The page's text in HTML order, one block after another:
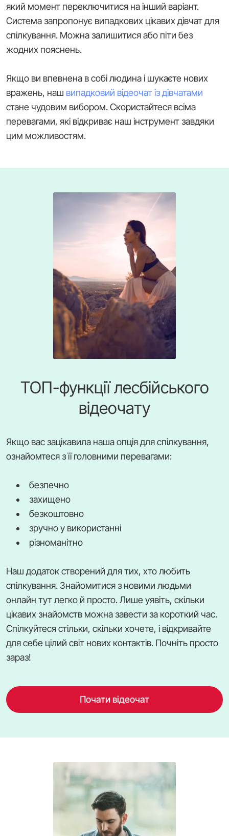
який момент переключитися на інший варіант.
Система запропонує випадкових цікавих дівчат для
спілкування. Можна залишитися або піти без
жодних пояснень.
Якщо ви впевнена в собі людина і шукаєте нових
вражень, наш випадковий відеочат із дівчатами
стане чудовим вибором. Скористайтеся всіма
перевагами, які відкриває наш інструмент завдяки
цим можливостям.
ТОП-функції лесбійського
відеочату
Якщо вас зацікавила наша опція для спілкування,
ознайомтеся з її головними перевагами:
безпечно
захищено
безкоштовно
зручно у використанні
різноманітно
Наш додаток створений для тих, хто любить
спілкування. Знайомитися з новими людьми
онлайн тут легко й просто. Лише уявіть, скільки
цікавих знайомств можна завести за короткий час.
Спілкуйтеся стільки, скільки хочете, і відкривайте
для себе цілий світ нових контактів. Почніть просто
зараз!
Почати відеочат